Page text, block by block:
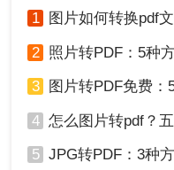
PDF的功能。
操作如下：
1、你只需要打开软
3、选择PDF格式即可
这种方法能够提供更
以上就是图片转pdf格
1 图片如何转换pdf文件？四
2 照片转PDF：5种方法
3 图片转PDF免费：5种工
4 怎么图片转pdf？五种免费
5 JPG转PDF：3种方法在证